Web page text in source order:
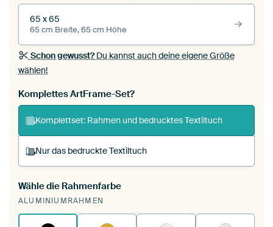
65 x 65
65 cm Breite, 65 cm Höhe
Schon gewusst?Du kannst auch deine eigene Größe
wählen!
Komplettes ArtFrame-Set?
Komplettset: Rahmen und bedrucktes Textiltuch
Nur das bedruckte Textiltuch
Du spannst einen wechselbaren Textiltuch in
deinen vorhandenen ArtFrame™.
funktioniert es.
Wähle die Rahmenfarbe
ALUMINIUMRAHMEN